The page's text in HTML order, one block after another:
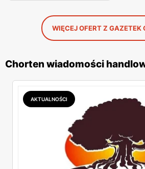
WIĘCEJ OFERT Z GAZETEK
Chorten wiadomości
AKTUALNOŚCI